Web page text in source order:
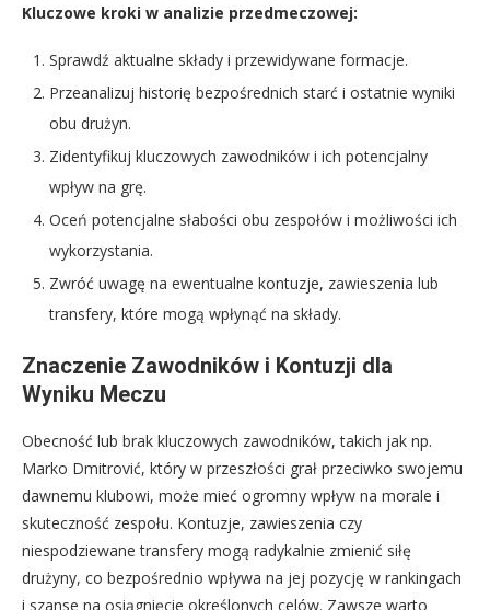
Kluczowe kroki w analizie przedmeczowej:
Sprawdź aktualne składy i przewidywane formacje.
Przeanalizuj historię bezpośrednich starć i ostatnie wyniki
obu drużyn.
Zidentyfikuj kluczowych zawodników i ich potencjalny
wpływ na grę.
Oceń potencjalne słabości obu zespołów i możliwości ich
wykorzystania.
Zwróć uwagę na ewentualne kontuzje, zawieszenia lub
transfery, które mogą wpłynąć na składy.
Znaczenie Zawodników i Kontuzji dla
Wyniku Meczu
Obecność lub brak kluczowych zawodników, takich jak np.
Marko Dmitrović, który w przeszłości grał przeciwko swojemu
dawnemu klubowi, może mieć ogromny wpływ na morale i
skuteczność zespołu. Kontuzje, zawieszenia czy
niespodziewane transfery mogą radykalnie zmienić siłę
drużyny, co bezpośrednio wpływa na jej pozycję w rankingach
i szanse na osiągnięcie określonych celów. Zawsze warto